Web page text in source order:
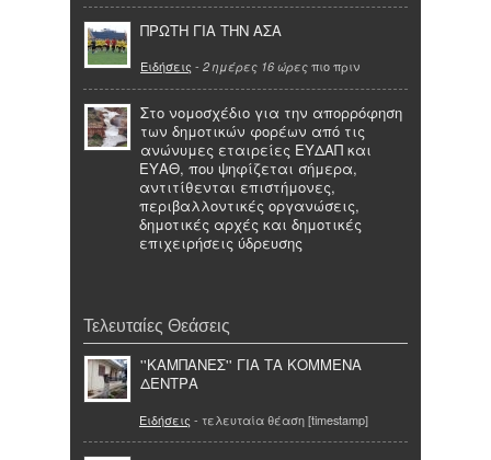
ΠΡΩΤΗ ΓΙΑ ΤΗΝ ΑΣΑ
Ειδήσεις - 2 ημέρες 16 ώρες πιο πριν
Στο νομοσχέδιο για την απορρόφηση
των δημοτικών φορέων από τις
ανώνυμες εταιρείες ΕΥΔΑΠ και
ΕΥΑΘ, που ψηφίζεται σήμερα,
αντιτίθενται επιστήμονες,
περιβαλλοντικές οργανώσεις,
δημοτικές αρχές και δημοτικές
επιχειρήσεις ύδρευσης
Τελευταίες Θεάσεις
''ΚΑΜΠΑΝΕΣ'' ΓΙΑ ΤΑ ΚΟΜΜΕΝΑ
ΔΕΝΤΡΑ
Ειδήσεις - τελευταία θέαση [timestamp]